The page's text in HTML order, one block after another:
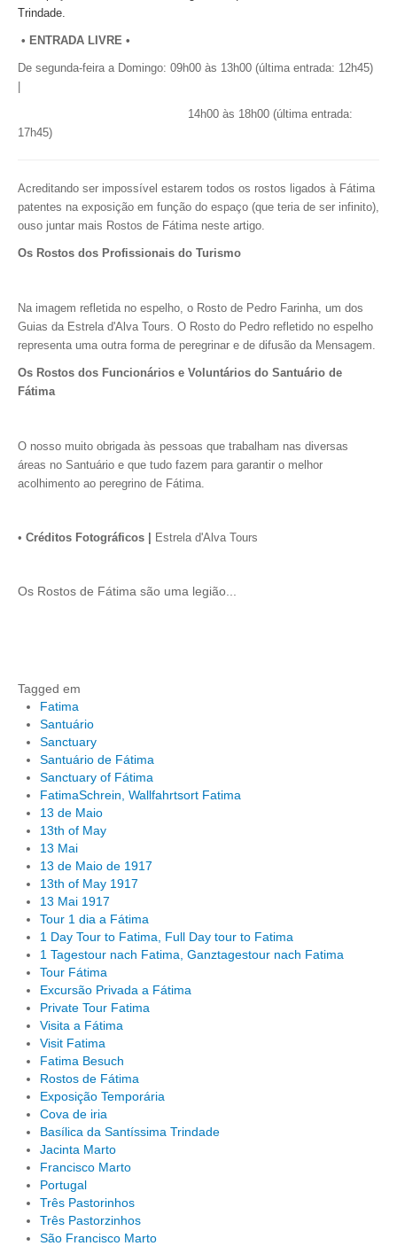
Trindade.
• ENTRADA LIVRE •
De segunda-feira a Domingo: 09h00 às 13h00 (última entrada: 12h45)
14h00 às 18h00 (última entrada:
17h45)
Acreditando ser impossível estarem todos os rostos ligados à Fátima
patentes na exposição em função do espaço (que teria de ser infinito),
ouso juntar mais Rostos de Fátima neste artigo.
Os Rostos dos Profissionais do Turismo
Na imagem refletida no espelho, o Rosto de Pedro Farinha, um dos
Guias da Estrela d'Alva Tours. O Rosto do Pedro refletido no espelho
representa uma outra forma de peregrinar e de difusão da Mensagem.
Os Rostos dos Funcionários e Voluntários do Santuário de
Fátima
O nosso muito obrigada às pessoas que trabalham nas diversas
áreas no Santuário e que tudo fazem para garantir o melhor
acolhimento ao peregrino de Fátima.
• Créditos Fotográficos | Estrela d'Alva Tours
Os Rostos de Fátima são uma legião...
Tagged em
Fatima
Santuário
Sanctuary
Santuário de Fátima
Sanctuary of Fátima
FatimaSchrein, Wallfahrtsort Fatima
13 de Maio
13th of May
13 Mai
13 de Maio de 1917
13th of May 1917
13 Mai 1917
Tour 1 dia a Fátima
1 Day Tour to Fatima, Full Day tour to Fatima
1 Tagestour nach Fatima, Ganztagestour nach Fatima
Tour Fátima
Excursão Privada a Fátima
Private Tour Fatima
Visita a Fátima
Visit Fatima
Fatima Besuch
Rostos de Fátima
Exposição Temporária
Cova de iria
Basílica da Santíssima Trindade
Jacinta Marto
Francisco Marto
Portugal
Três Pastorinhos
Três Pastorzinhos
São Francisco Marto